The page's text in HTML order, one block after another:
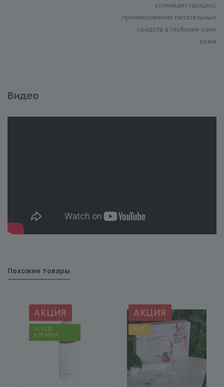
усиливает процесс
проникновения питательных
средств в глубокие слои
кожи
Видео
Похожие товары
АКЦИЯ
УСПЕЙ
КУПИТЬ!
АКЦИЯ
ХИТ